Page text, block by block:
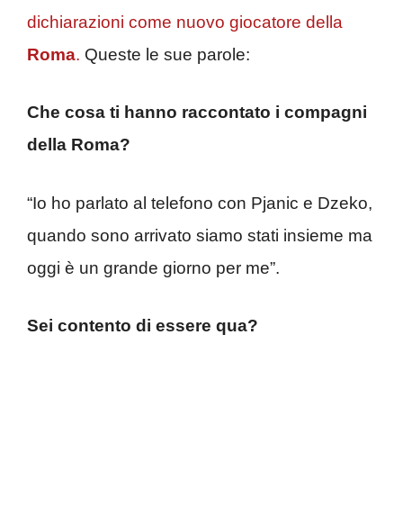
dichiarazioni come nuovo giocatore della
Roma. Queste le sue parole:
Che cosa ti hanno raccontato i compagni
della Roma?
“Io ho parlato al telefono con Pjanic e Dzeko,
quando sono arrivato siamo stati insieme ma
oggi è un grande giorno per me”.
Sei contento di essere qua?